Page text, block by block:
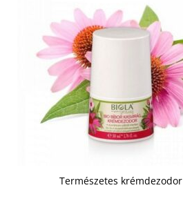
Természetes krémdezodor